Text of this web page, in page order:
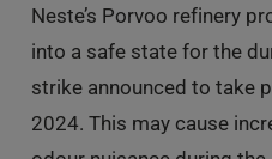
Neste’s Porvoo refinery
into a safe state for the
strike announced to take
2024. This may cause